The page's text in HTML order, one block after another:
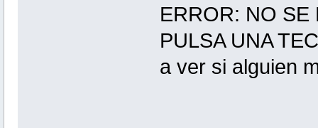
ERROR: NO SE
PULSA UNA
a ver si alguien